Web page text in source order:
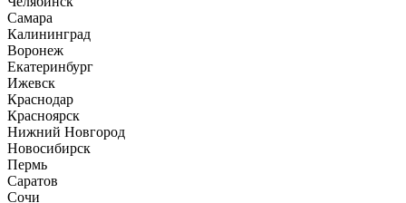
Самара
Калининград
Воронеж
Екатеринбург
Ижевск
Краснодар
Красноярск
Нижний Новгород
Новосибирск
Пермь
Саратов
Сочи